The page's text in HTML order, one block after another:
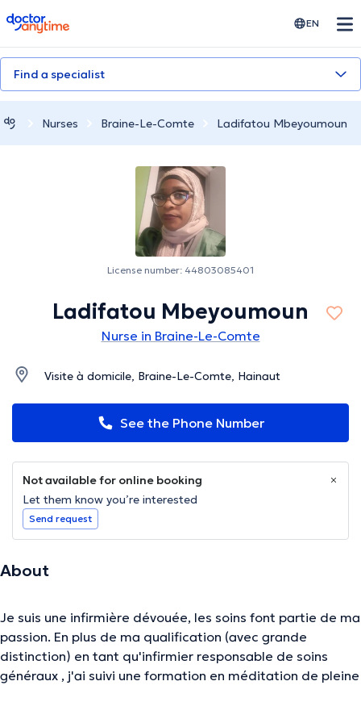
doctoranytime EN
Find a specialist
Nurses Braine-Le-Comte Ladifatou Mbeyoumoun
License number: 44803085401
Ladifatou Mbeyoumoun
Nurse in Braine-Le-Comte
Visite à domicile, Braine-Le-Comte, Hainaut
See the Phone Number
Not available for online booking
Let them know you’re interested
Send request
About
Je suis une infirmière dévouée, les soins font partie de ma
passion. En plus de ma qualification (avec grande
distinction) en tant qu'infirmier responsable de soins
généraux , j'ai suivi une formation en méditation de pleine